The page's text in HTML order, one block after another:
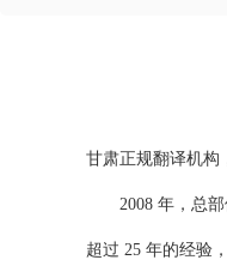
甘肃正规翻译机构
2008 年，总部位
超过 25 年的经验